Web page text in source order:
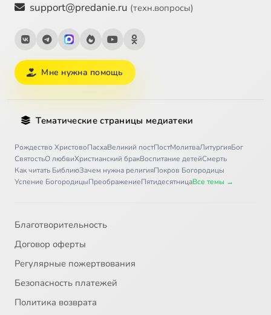
support@predanie.ru (техн.вопросы)
Мне нужна помощь
Тематические страницы медиатеки
Рождество ХристовоПасхаВеликий постПостМолитваЛитургияБог
СвятостьО любвиХристианский бракВоспитание детейСмерть
Как читать БиблиюЗачем нужна религияПокров Богородицы
Успение БогородицыПреображениеПятидесятницаВсе темы →
Благотворительность
Договор оферты
Регулярные пожертвования
Безопасность платежей
Политика возврата